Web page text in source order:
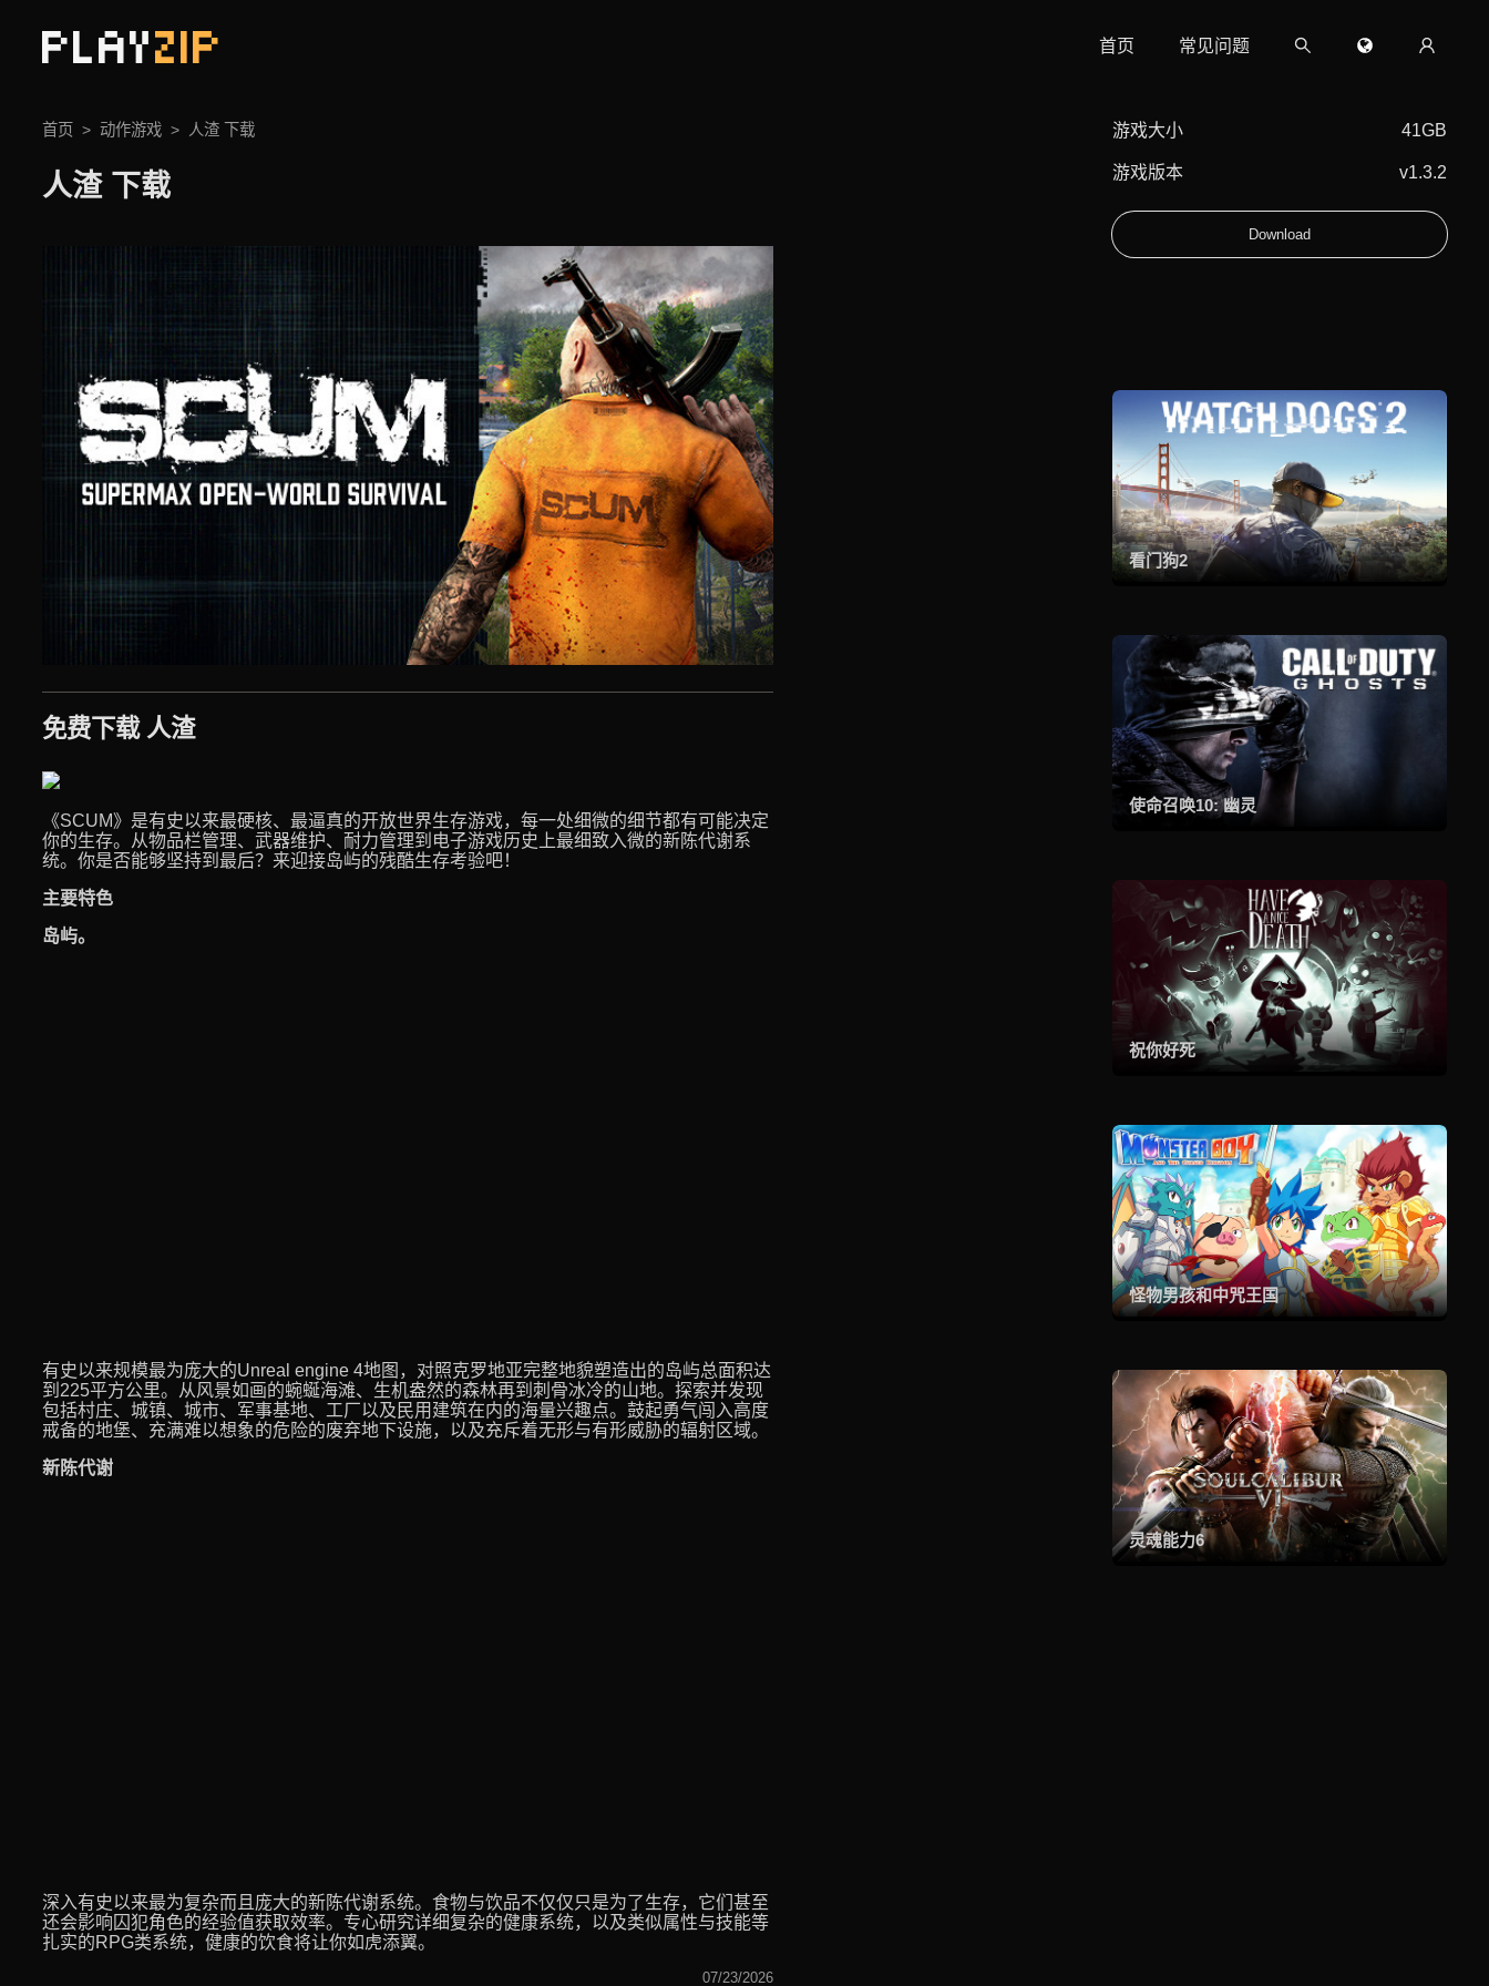
PLAYZIP 首页 常见问题
首页 动作游戏 人渣 下载
人渣 下载
免费下载 人渣
《SCUM》是有史以来最硬核、最逼真的开放世界生存游戏，每一处细微的细节都有可能决定
你的生存。从物品栏管理、武器维护、耐力管理到电子游戏历史上最细致入微的新陈代谢系
统。你是否能够坚持到最后？来迎接岛屿的残酷生存考验吧！
主要特色
岛屿。
有史以来规模最为庞大的Unreal engine 4地图，对照克罗地亚完整地貌塑造出的岛屿总面积达
到225平方公里。从风景如画的蜿蜒海滩、生机盎然的森林再到刺骨冰冷的山地。探索并发现
包括村庄、城镇、城市、军事基地、工厂以及民用建筑在内的海量兴趣点。鼓起勇气闯入高度
戒备的地堡、充满难以想象的危险的废弃地下设施，以及充斥着无形与有形威胁的辐射区域。
新陈代谢
深入有史以来最为复杂而且庞大的新陈代谢系统。食物与饮品不仅仅只是为了生存，它们甚至
还会影响囚犯角色的经验值获取效率。专心研究详细复杂的健康系统，以及类似属性与技能等
扎实的RPG类系统，健康的饮食将让你如虎添翼。
07/23/2026
游戏大小 41GB
游戏版本 v1.3.2
Download
看门狗2
使命召唤10: 幽灵
祝你好死
怪物男孩和中咒王国
灵魂能力6